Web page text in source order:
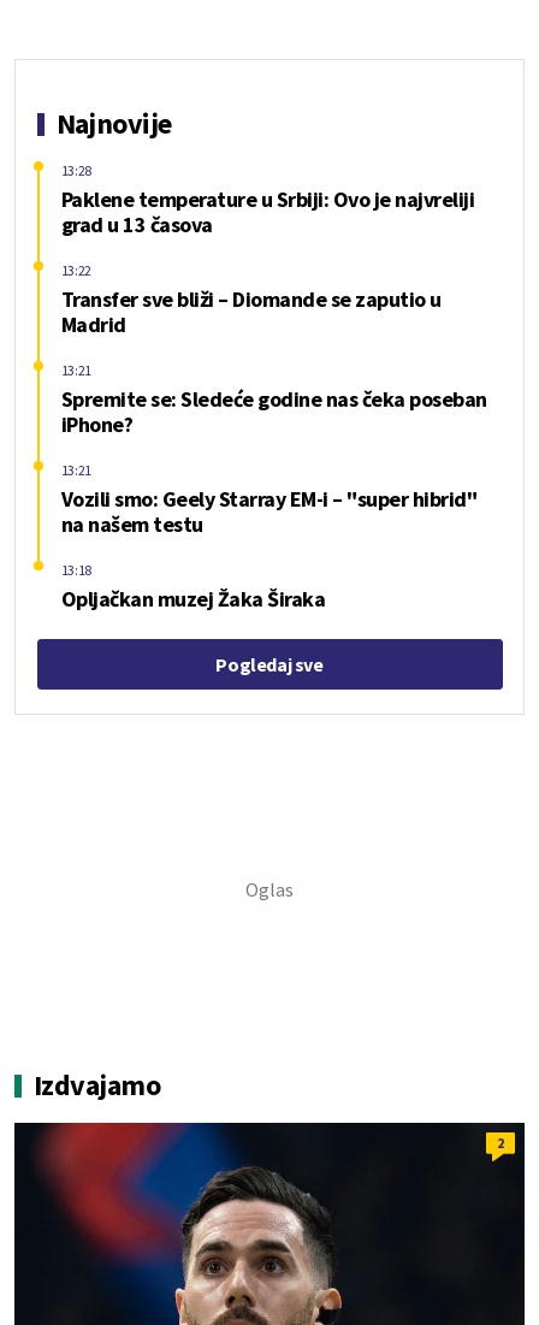
Najnovije
Paklene temperature u Srbiji: Ovo je najvreliji
grad u 13 časova
13:28
Transfer sve bliži – Diomande se zaputio u
Madrid
13:22
Spremite se: Sledeće godine nas čeka poseban
iPhone?
13:21
Vozili smo: Geely Starray EM-i – "super hibrid"
na našem testu
13:21
Opljačkan muzej Žaka Širaka
13:18
Pogledaj sve
Izdvajamo
2